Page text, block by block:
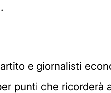
e giornalisti
punti che ricorderà